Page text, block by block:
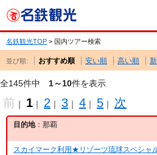
名鉄観光TOP > 国内ツアー検索
並び順: おすすめ順 安い順 高い順
全145件中 1～10件を表示
前 ｜ 1 ｜ 2 ｜ 3 ｜ 4 ｜ 5 ｜ 次
目的地：那覇
スカイマーク利用★リゾーツ琉球スペシャ